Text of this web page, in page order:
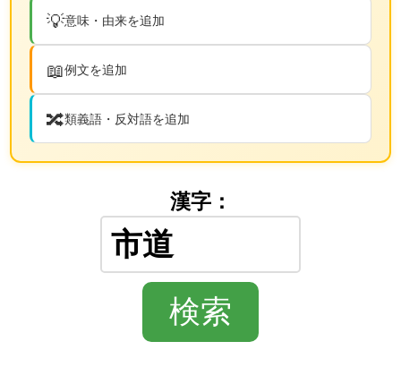
💡意味・由来を追加
📖例文を追加
🔀類義語・反対語を追加
漢字：